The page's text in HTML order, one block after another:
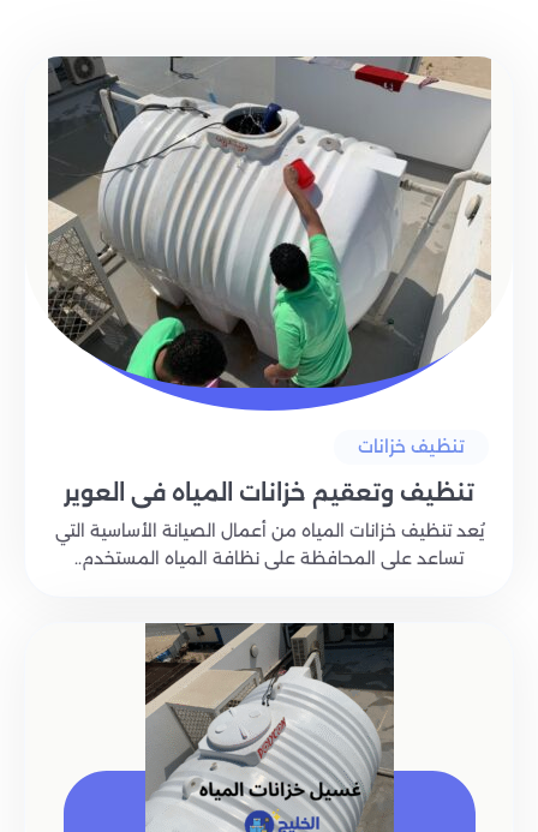
تنظيف خزانات
تنظيف وتعقيم خزانات المياه في العوير
يُعد تنظيف خزانات المياه من أعمال الصيانة الأساسية التي
تساعد على المحافظة على نظافة المياه المستخدم..